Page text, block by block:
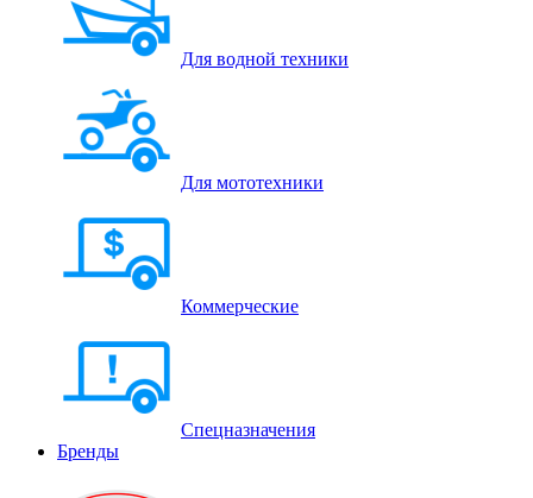
Для водной техники
Для мототехники
Коммерческие
Спецназначения
Бренды